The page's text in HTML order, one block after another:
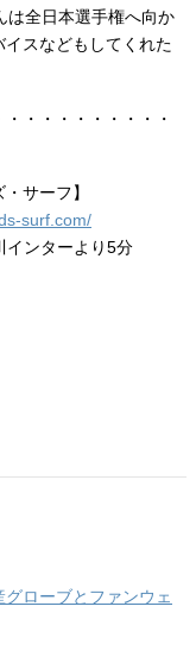
は全日本選手権へ向か
スなどもしてくれた
・・・・・・・・・
サーフ】
surf.com/
インターより5分
グローブとファンウェ